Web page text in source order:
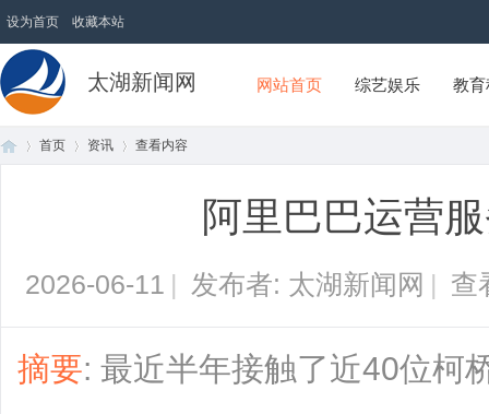
设为首页 收藏本站
太湖新闻网 网站首页 综艺娱乐 教
首页 资讯 查看内容
阿里巴巴运营
2026-06-11 | 发布者: 太湖新闻网 | 查
摘要: 最近半年接触了近40位柯